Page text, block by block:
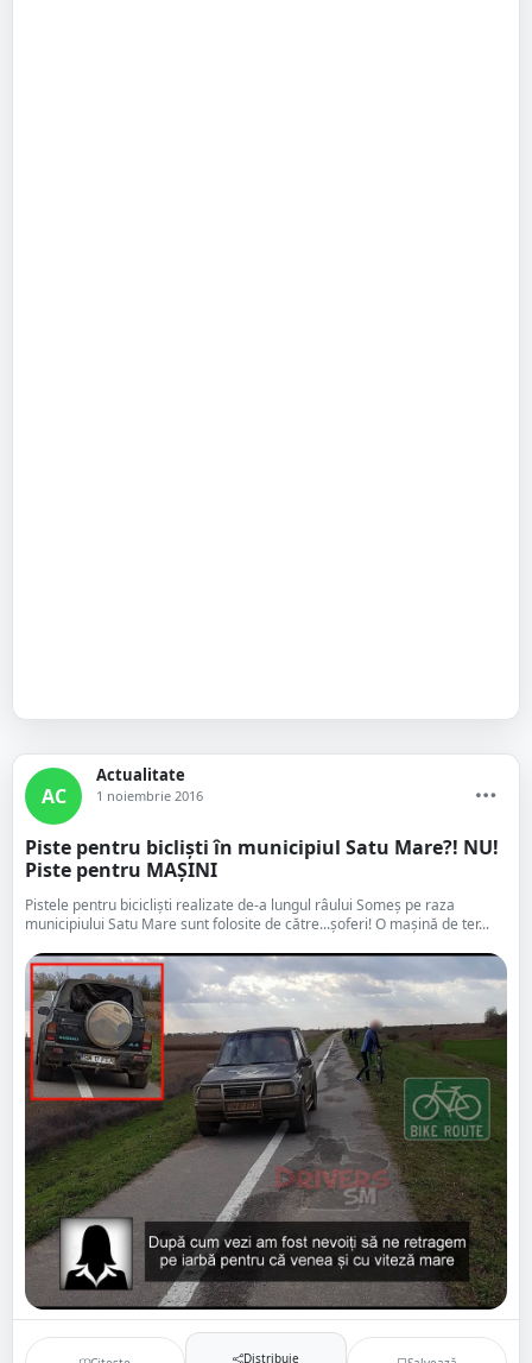
AC
Actualitate
1 noiembrie 2016
Piste pentru bicliști în municipiul Satu Mare?! NU!
Piste pentru MAȘINI
Pistele pentru bicicliști realizate de-a lungul râului Someș pe raza
municipiului Satu Mare sunt folosite de către...șoferi! O mașină de ter...
Distribuie